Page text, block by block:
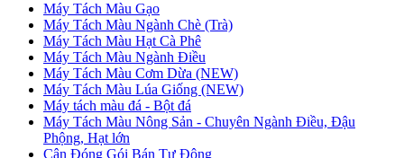
Máy Tách Màu Gạo
Máy Tách Màu Ngành Chè (Trà)
Máy Tách Màu Hạt Cà Phê
Máy Tách Màu Ngành Điều
Máy Tách Màu Cơm Dừa (NEW)
Máy Tách Màu Lúa Giống (NEW)
Máy tách màu đá - Bột đá
Máy Tách Màu Nông Sản - Chuyên Ngành Điều, Đậu
Phộng, Hạt lớn
Cân Đóng Gói Bán Tự Động